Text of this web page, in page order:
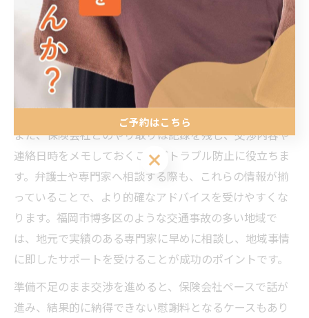
交通事故治療と保険交渉を成功させるためには、事前準
備が欠かせません。まず、事故状況や治療経過を整理
し、診断書や通院記録、治療費明細などの必要書類を揃
えておきましょう。これらの資料は、慰謝料請求や示談
交渉の基礎となります。
また、保険会社とのやり取りは記録を残し、交渉内容や
連絡日時をメモしておくことがトラブル防止に役立ちま
す。弁護士や専門家へ相談する際も、これらの情報が揃
っていることで、より的確なアドバイスを受けやすくな
ります。福岡市博多区のような交通事故の多い地域で
は、地元で実績のある専門家に早めに相談し、地域事情
に即したサポートを受けることが成功のポイントです。
準備不足のまま交渉を進めると、保険会社ペースで話が
進み、結果的に納得できない慰謝料となるケースもあり
ご予約はこちら
ご予約はこちら